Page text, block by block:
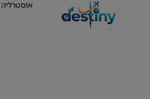
אוסטרליה